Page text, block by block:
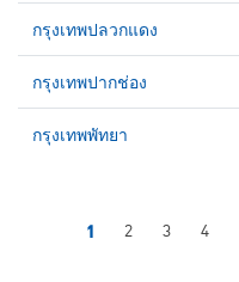
กรุงเทพปลวกแดง
กรุงเทพปากช่อง
กรุงเทพพัทยา
1 2 3 4